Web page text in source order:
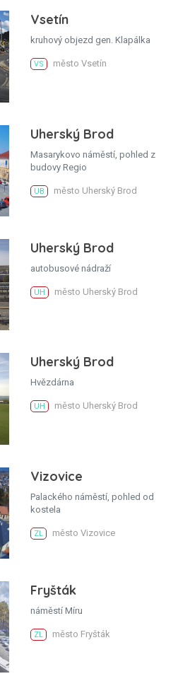
Vsetín
kruhový objezd gen. Klapálka
VS město Vsetín
Uherský Brod
Masarykovo náměstí, pohled z
budovy Regio
UB město Uherský Brod
Uherský Brod
autobusové nádraží
UH město Uherský Brod
Uherský Brod
Hvězdárna
UH město Uherský Brod
Vizovice
Palackého náměstí, pohled od
kostela
ZL město Vizovice
Fryšták
náměstí Míru
ZL město Fryšták